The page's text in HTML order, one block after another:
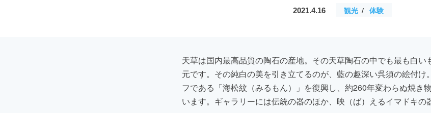
2021.4.16 観光 体験
天草は国内最高品質の陶石の産地。その天草陶石の中でも最も白い
元です。その純白の美を引き立てるのが、藍の趣深い呉須の絵付け
フである「海松紋（みるもん）」を復興し、約260年変わらぬ焼き
います。ギャラリーには伝統の器のほか、映（ば）えるイマドキの